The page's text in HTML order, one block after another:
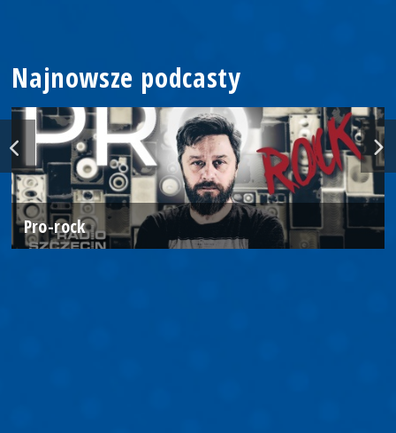
Najnowsze podcasty
Pro-rock